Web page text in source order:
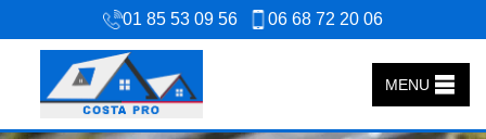
01 85 53 09 56 06 68 72 20 06
MENU